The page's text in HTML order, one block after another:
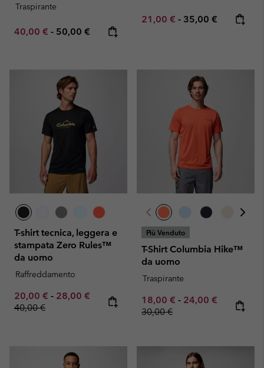
Traspirante
Minimum sale price:
40,00 € - Maximum price:
50,00 €
Minimum sale price:
21,00 € - Maximum price:
35,00 €
T-shirt tecnica, leggera e
stampata Zero Rules™
da uomo
Raffreddamento
Minimum sale price:
20,00 € - Maximum sale price:
28,00 € Regular price:
40,00 €
Più Venduto
T-Shirt Columbia Hike™
da uomo
Traspirante
Minimum sale price:
18,00 € - Maximum sale
24,00 € Regular
30,00 €